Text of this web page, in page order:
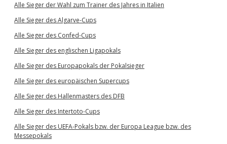
Alle Sieger der Wahl zum Trainer des Jahres in Italien
Alle Sieger des Algarve-Cups
Alle Sieger des Confed-Cups
Alle Sieger des englischen Ligapokals
Alle Sieger des Europapokals der Pokalsieger
Alle Sieger des europäischen Supercups
Alle Sieger des Hallenmasters des DFB
Alle Sieger des Intertoto-Cups
Alle Sieger des UEFA-Pokals bzw. der Europa League bzw. des
Messepokals